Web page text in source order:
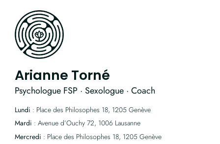
Arianne Torné
Psychologue FSP · Sexologue · Coach
Lundi : Place des Philosophes 18, 1205 Genève
Mardi : Avenue d’Ouchy 72, 1006 Lausanne
Mercredi : Place des Philosophes 18, 1205 Genève